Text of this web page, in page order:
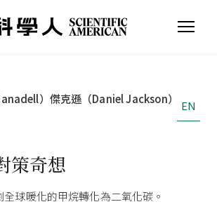
） 傑克遜（Daniel Jackson） EN
策奇想
球暖化的甲烷轉化為二氧化碳。